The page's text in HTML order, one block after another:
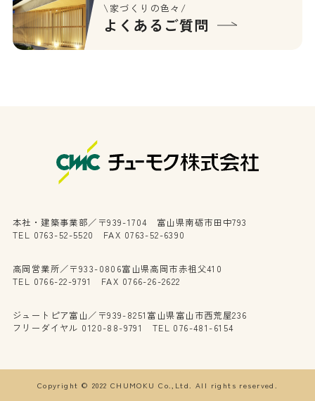
\家づくりの色々/
よくあるご質問
本社・建築事業部／〒939-1704 富山県南砺市田中793
TEL 0763-52-5520 FAX 0763-52-6390
高岡営業所／〒933-0806富山県高岡市赤祖父410
TEL 0766-22-9791 FAX 0766-26-2622
ジュートピア富山／〒939-8251富山県富山市西荒屋236
フリーダイヤル 0120-88-9791 TEL 076-481-6154
Copyright © 2022 CHUMOKU Co.,Ltd. All rights reserved.